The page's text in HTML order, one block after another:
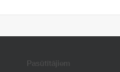
Pasūtītājiem